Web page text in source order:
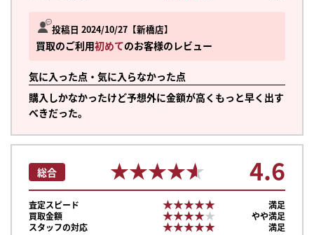
投稿日 2024/10/27 新橋店
買取のご利用初めてのお客様のレビュー
気に入った点・気に入らなかった点
購入しかなかったけど予想外に金額が高くもっと早く出す
べきだった。
総合 ★★★★★
★★★★★ 4.6
査定スピード ★★★★★
★★★★★
満足
買取金額
★★★★★
★★★★★
やや満足
スタッフの対応
★★★★★
★★★★★ 満足